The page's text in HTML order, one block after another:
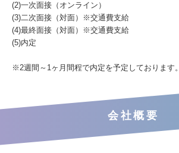
(2)一次面接（オンライン）
(3)二次面接（対面）※交通費支給
(4)最終面接（対面）※交通費支給
(5)内定
※2週間～1ヶ月間程で内定を予定しております。
会社概要